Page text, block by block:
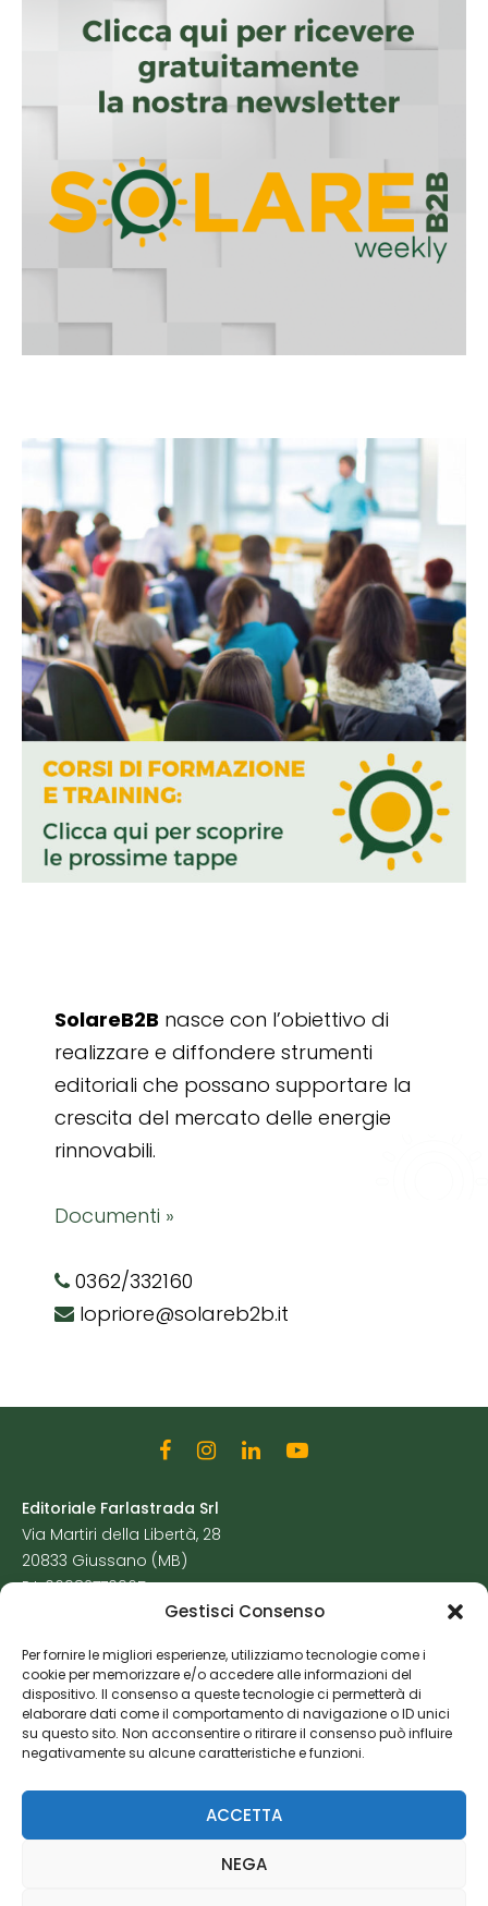
Gestisci Consenso
Per fornire le migliori esperienze, utilizziamo tecnologie come i
cookie per memorizzare e/o accedere alle informazioni del
dispositivo. Il consenso a queste tecnologie ci permetterà di
elaborare dati come il comportamento di navigazione o ID unici
su questo sito. Non acconsentire o ritirare il consenso può influire
negativamente su alcune caratteristiche e funzioni.
ACCETTA
NEGA
SolareB2B nasce con l’obiettivo di
realizzare e diffondere strumenti
editoriali che possano supportare la
crescita del mercato delle energie
rinnovabili.
Documenti »
0362/332160
lopriore@solareb2b.it
Editoriale Farlastrada Srl
Via Martiri della Libertà, 28
20833 Giussano (MB)
P.I. 06982770965
Cookie Policy
Risorse Aggiuntive